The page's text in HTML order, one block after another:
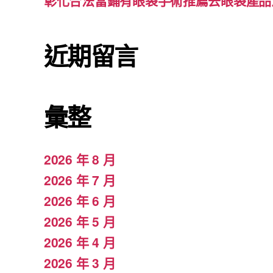
近期留言
彙整
2026 年 8 月
2026 年 7 月
2026 年 6 月
2026 年 5 月
2026 年 4 月
2026 年 3 月